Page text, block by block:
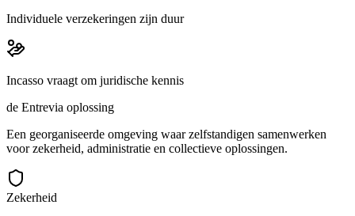
Individuele verzekeringen zijn duur
Incasso vraagt om juridische kennis
de Entrevia oplossing
Een georganiseerde omgeving waar zelfstandigen samenwerken
voor zekerheid, administratie en collectieve oplossingen.
Zekerheid